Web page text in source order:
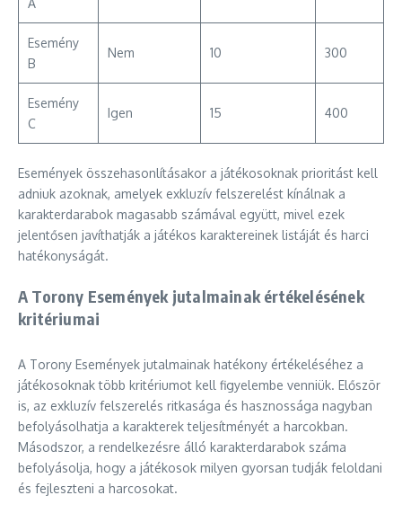
Esemény
B
Nem 10 300
Esemény
C
Igen 15 400
Események összehasonlításakor a játékosoknak prioritást kell
adniuk azoknak, amelyek exkluzív felszerelést kínálnak a
karakterdarabok magasabb számával együtt, mivel ezek
jelentősen javíthatják a játékos karaktereinek listáját és harci
hatékonyságát.
A Torony Események jutalmainak értékelésének
kritériumai
A Torony Események jutalmainak hatékony értékeléséhez a
játékosoknak több kritériumot kell figyelembe venniük. Először
is, az exkluzív felszerelés ritkasága és hasznossága nagyban
befolyásolhatja a karakterek teljesítményét a harcokban.
Másodszor, a rendelkezésre álló karakterdarabok száma
befolyásolja, hogy a játékosok milyen gyorsan tudják feloldani
és fejleszteni a harcosokat.